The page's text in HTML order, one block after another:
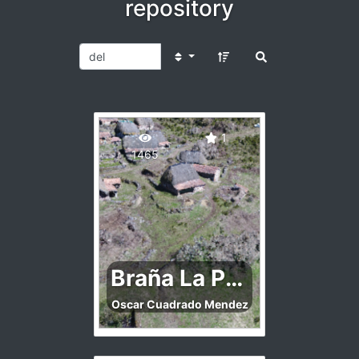
repository
Braña La Pornacal
Oscar Cuadrado Mendez
1465
1